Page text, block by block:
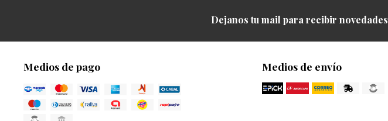
Dejanos tu mail para recibir novedades
Medios de pago Medios de envío